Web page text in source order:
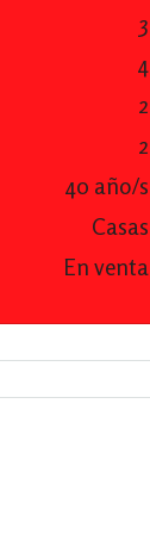
3
4
2
2
40 año/s
Casas
En venta